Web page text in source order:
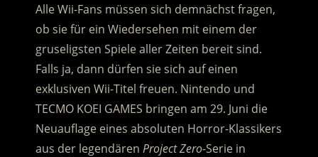
Alle Wii-Fans müssen sich demnächst fragen,
ob sie für ein Wiedersehen mit einem der
gruseligsten Spiele aller Zeiten bereit sind.
Falls ja, dann dürfen sie sich auf einen
exklusiven Wii-Titel freuen. Nintendo und
TECMO KOEI GAMES bringen am 29. Juni die
Neuauflage eines absoluten Horror-Klassikers
aus der legendären Project Zero-Serie in